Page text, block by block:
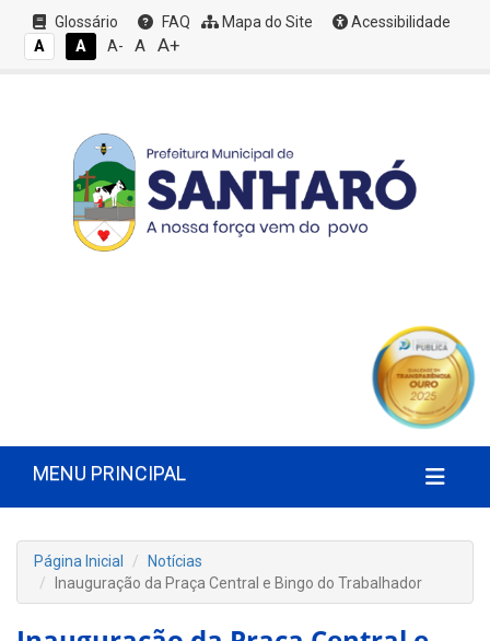
Glossário FAQ Mapa do Site
Acessibilidade
A
A A- A A+
MENU PRINCIPAL
Página Inicial
Notícias
Inauguração da Praça Central e Bingo do Trabalhador